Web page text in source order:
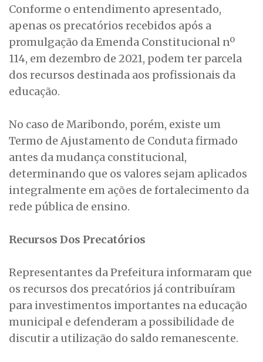
Conforme o entendimento apresentado,
apenas os precatórios recebidos após a
promulgação da Emenda Constitucional nº
114, em dezembro de 2021, podem ter parcela
dos recursos destinada aos profissionais da
educação.
No caso de Maribondo, porém, existe um
Termo de Ajustamento de Conduta firmado
antes da mudança constitucional,
determinando que os valores sejam aplicados
integralmente em ações de fortalecimento da
rede pública de ensino.
Recursos Dos Precatórios
Representantes da Prefeitura informaram que
os recursos dos precatórios já contribuíram
para investimentos importantes na educação
municipal e defenderam a possibilidade de
discutir a utilização do saldo remanescente.